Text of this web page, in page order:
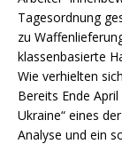
Tagesordnung
zu
klassenbasierte
Wie verhielten
Bereits Ende
Ukraine“ eines
Analyse und ein